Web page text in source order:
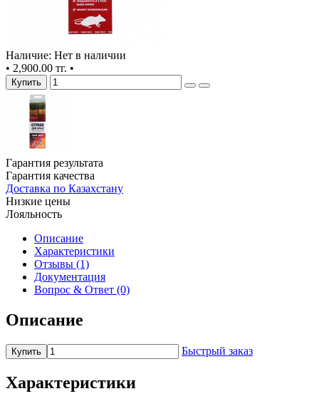
Наличие: Нет в наличии
• 2,900.00 тг. •
Купить
Гарантия результата
Гарантия качества
Доставка по Казахстану
Низкие цены
Лояльность
Описание
Характеристики
Отзывы (1)
Документация
Вопрос & Ответ (0)
Описание
Купить Быстрый заказ
Характеристики